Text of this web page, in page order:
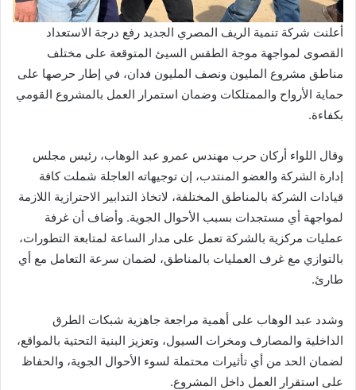
أعلنت شركة تنمية الريف المصري الجديد رفع درجة الاستعداد
القصوى لمواجهة موجة الطقس السيئ المتوقعة على مختلف
مناطق مشروع المليون ونصف المليون فدان، في إطار حرصها على
حماية الأرواح والممتلكات وضمان استمرار العمل بالمشروع القومي
بكفاءة.
وقال اللواء أركان حرب مهندس عمرو عبد الوهاب، رئيس مجلس
إدارة الشركة والعضو المنتدب، إن توجيهاته العاجلة شملت كافة
قيادات الشركة بالمناطق المختلفة، لاتخاذ التدابير الاحترازية اللازمة
لمواجهة أي مستجدات بسبب الأحوال الجوية. وأضاف أن غرفة
عمليات مركزية بالشركة تعمل على مدار الساعة لمتابعة التطورات،
بالتوازي مع غرف العمليات بالمناطق، لضمان سرعة التعامل مع أي
طارئ.
وشدد عبد الوهاب على أهمية مراجعة جاهزية شبكات الطرق
الداخلية والمصارف ومخرات السيول، وتعزيز البنية التحتية بالمواقع،
لضمان الحد من أي تأثيرات محتملة لسوء الأحوال الجوية، والحفاظ
على استقرار العمل داخل المشروع.